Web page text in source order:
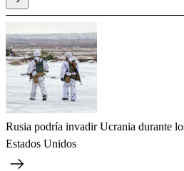
Rusia podría invadir Ucrania durante
Estados Unidos